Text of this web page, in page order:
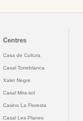
Centres
Casa de Cultura
Casal Torreblanca
Xalet Negre
Casal Mira-sol
Casino La Floresta
Casal Les Planes